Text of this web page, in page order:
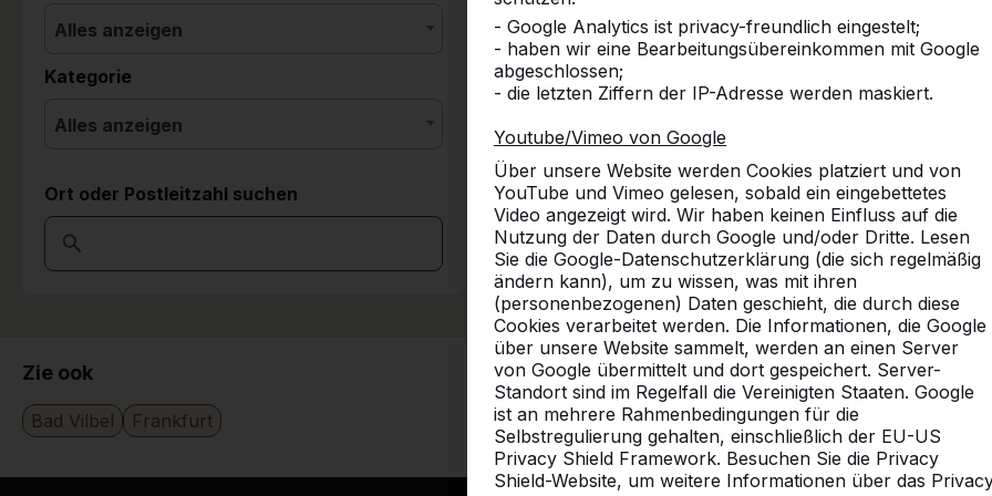
- Google Analytics ist privacy-freundlich eingestelt;
- haben wir eine Bearbeitungsübereinkommen mit Google
abgeschlossen;
- die letzten Ziffern der IP-Adresse werden maskiert.
Youtube/Vimeo von Google
Über unsere Website werden Cookies platziert und von
YouTube und Vimeo gelesen, sobald ein eingebettetes
Video angezeigt wird. Wir haben keinen Einfluss auf die
Nutzung der Daten durch Google und/oder Dritte. Lesen
Sie die Google-Datenschutzerklärung (die sich regelmäßig
ändern kann), um zu wissen, was mit ihren
(personenbezogenen) Daten geschieht, die durch diese
Cookies verarbeitet werden. Die Informationen, die Google
über unsere Website sammelt, werden an einen Server
von Google übermittelt und dort gespeichert. Server-
Standort sind im Regelfall die Vereinigten Staaten. Google
ist an mehrere Rahmenbedingungen für die
Selbstregulierung gehalten, einschließlich der EU-US
Privacy Shield Framework. Besuchen Sie die Privacy
Shield-Website, um weitere Informationen über das
Alles anzeigen
Kategorie
Alles anzeigen
Ort oder Postleitzahl suchen
Zie ook
Bad Vilbel Frankfurt